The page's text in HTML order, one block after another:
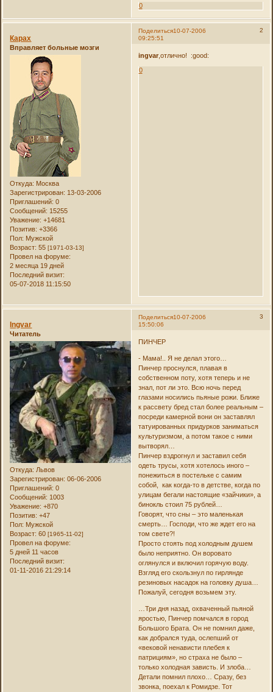
0
Поделиться 2
10-07-2006
09:25:51
Карах
Вправляет больные мозги
Откуда: Москва
Зарегистрирован: 13-03-2006
Приглашений: 0
Сообщений: 15255
Уважение: +14681
Позитив: +3366
Пол: Мужской
Возраст: 55[1971-03-13]
Провел на форуме:
2 месяца 19 дней
Последний визит:
05-07-2018 11:15:50
ingvar,отлично! :good:
0
Поделиться 3
10-07-2006
15:50:06
Ingvar
Читатель
Откуда: Львов
Зарегистрирован: 06-06-2006
Приглашений: 0
Сообщений: 1003
Уважение: +870
Позитив: +47
Пол: Мужской
Возраст: 60[1965-11-02]
Провел на форуме:
5 дней 11 часов
Последний визит:
01-11-2016 21:29:14
ПИНЧЕР
- Мама!.. Я не делал этого…
Пинчер проснулся, плавая в
собственном поту, хотя теперь и не
знал, пот ли это. Всю ночь перед
глазами носились пьяные рожи. Ближе
к рассвету бред стал более реальным –
посреди камерной вони он заставлял
татуированных придурков заниматься
культуризмом, а потом такое с ними
вытворял…
Пинчер вздрогнул и заставил себя
одеть трусы, хотя хотелось иного –
понежиться в постельке с самим
собой, как когда-то в детстве, когда по
улицам бегали настоящие «зайчики», а
бинокль стоил 75 рублей…
Говорят, что сны – это маленькая
смерть… Господи, что же ждет его на
том свете?!
Просто стоять под холодным душем
было неприятно. Он воровато
оглянулся и включил горячую воду.
Взгляд его скользнул по гирлянде
резиновых насадок на головку душа…
Пожалуй, сегодня возьмем эту.
…Три дня назад, охваченный пьяной
яростью, Пинчер помчался в город
Большого Брата. Он не помнил даже,
как добрался туда, ослепший от
«вековой ненависти плебея к
патрициям», но страха не было –
только холодная зависть. И злоба…
Детали помнил плохо… Сразу, без
звонка, поехал к Ромидзе. Тот